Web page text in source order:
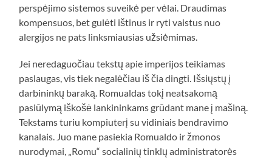
perspėjimo sistemos suveikė per vėlai. Draudimas
kompensuos, bet gulėti ištinus ir ryti vaistus nuo
alergijos ne pats linksmiausias užsiėmimas.
Jei neredaguočiau tekstų apie imperijos teikiamas
paslaugas, vis tiek negalėčiau iš čia dingti. Išsiųstų į
darbininkų baraką. Romualdas tokį neatsakomą
pasiūlymą iškošė lankininkams grūdant mane į mašiną.
Tekstams turiu kompiuterį su vidiniais bendravimo
kanalais. Juo mane pasiekia Romualdo ir žmonos
nurodymai, „Romu“ socialinių tinklų administratorės